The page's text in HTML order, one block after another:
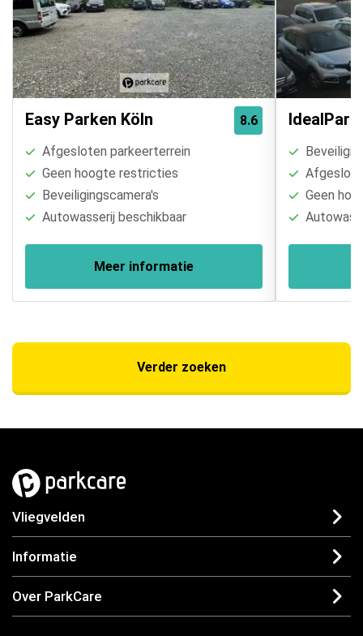
8.6
Easy Parken Köln
Afgesloten parkeerterrein
Geen hoogte restricties
Beveiligingscamera's
Autowasserij beschikbaar
Meer informatie
Geen
Verder zoeken
Vliegvelden
Informatie
Over ParkCare